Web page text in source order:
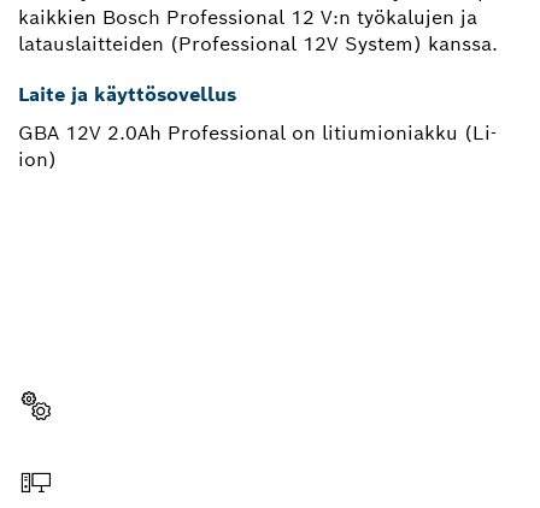
kaikkien Bosch Professional 12 V:n työkalujen ja
latauslaitteiden (Professional 12V System) kanssa.
Laite ja käyttösovellus
GBA 12V 2.0Ah Professional on litiumioniakku (Li-
ion)